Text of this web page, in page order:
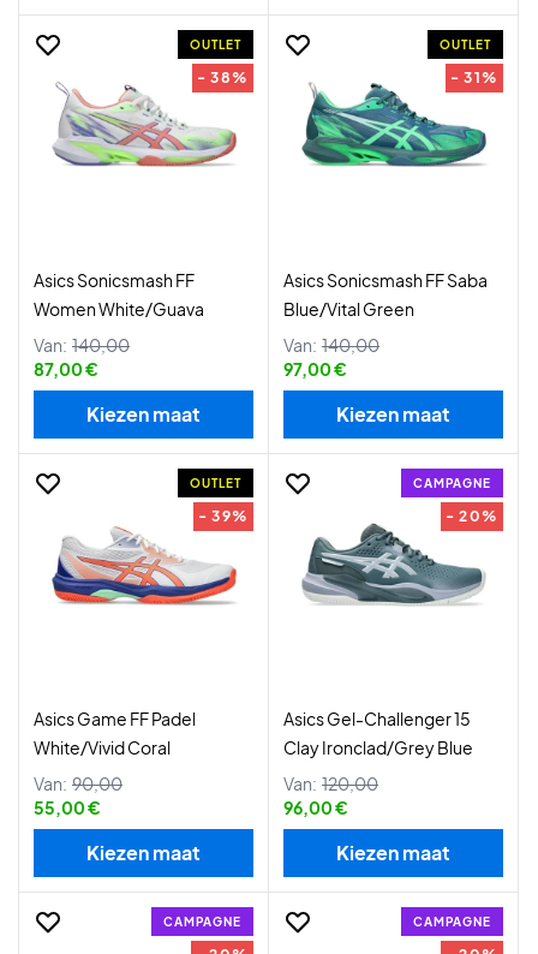
OUTLET
- 38%
Asics Sonicsmash FF
Women White/Guava
Van: 140,00
87,00 €
Kiezen maat
OUTLET
- 31%
Asics Sonicsmash FF Saba
Blue/Vital Green
Van: 140,00
97,00 €
Kiezen maat
OUTLET
- 39%
Asics Game FF Padel
White/Vivid Coral
Van: 90,00
55,00 €
Kiezen maat
CAMPAGNE
- 20%
Asics Gel-Challenger 15
Clay Ironclad/Grey Blue
Van: 120,00
96,00 €
Kiezen maat
CAMPAGNE CAMPAGNE